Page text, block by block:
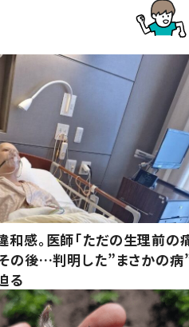
感。医師「ただの生理前の
の後…判明した”まさかの病”
る